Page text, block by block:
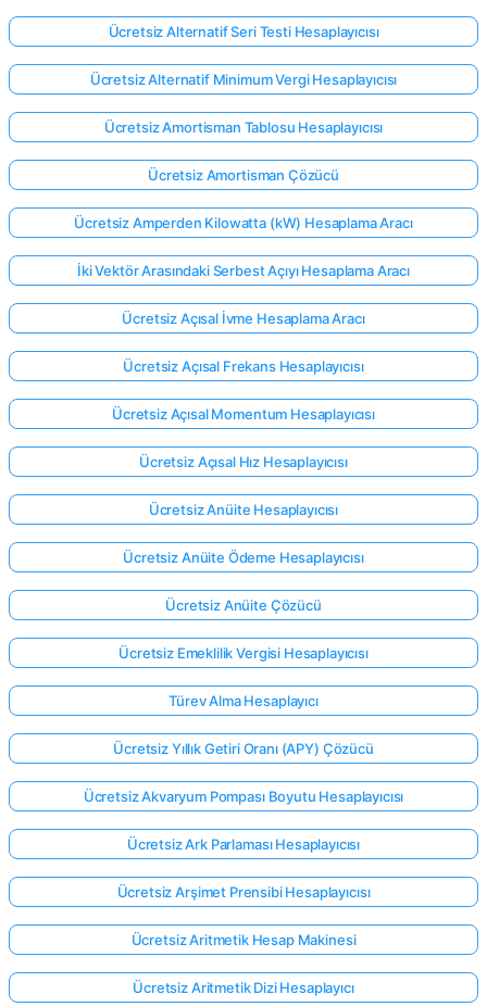
Ücretsiz Alternatif Seri Testi Hesaplayıcısı
Ücretsiz Alternatif Minimum Vergi Hesaplayıcısı
Ücretsiz Amortisman Tablosu Hesaplayıcısı
Ücretsiz Amortisman Çözücü
Ücretsiz Amperden Kilowatta (kW) Hesaplama Aracı
İki Vektör Arasındaki Serbest Açıyı Hesaplama Aracı
Ücretsiz Açısal İvme Hesaplama Aracı
Ücretsiz Açısal Frekans Hesaplayıcısı
Ücretsiz Açısal Momentum Hesaplayıcısı
Ücretsiz Açısal Hız Hesaplayıcısı
Ücretsiz Anüite Hesaplayıcısı
Ücretsiz Anüite Ödeme Hesaplayıcısı
Ücretsiz Anüite Çözücü
Ücretsiz Emeklilik Vergisi Hesaplayıcısı
Türev Alma Hesaplayıcı
Ücretsiz Yıllık Getiri Oranı (APY) Çözücü
Ücretsiz Akvaryum Pompası Boyutu Hesaplayıcısı
Ücretsiz Ark Parlaması Hesaplayıcısı
Ücretsiz Arşimet Prensibi Hesaplayıcısı
Ücretsiz Aritmetik Hesap Makinesi
Ücretsiz Aritmetik Dizi Hesaplayıcı